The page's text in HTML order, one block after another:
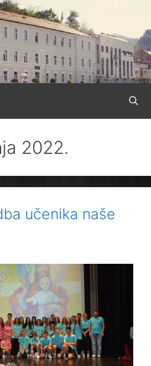
2022.
učenika naše